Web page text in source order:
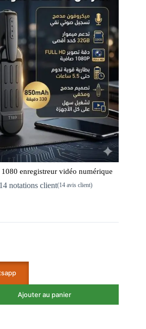
enregistreur vidéo numérique
14 notations client(14 avis client)
Ajouter au panier